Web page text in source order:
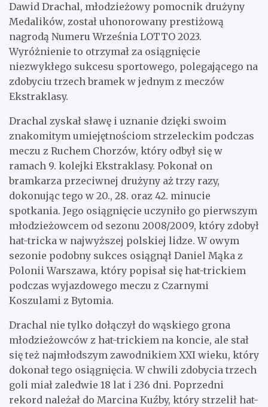
Dawid Drachal, młodzieżowy pomocnik drużyny
Medalików, został uhonorowany prestiżową
nagrodą Numeru Września LOTTO 2023.
Wyróżnienie to otrzymał za osiągnięcie
niezwykłego sukcesu sportowego, polegającego na
zdobyciu trzech bramek w jednym z meczów
Ekstraklasy.
Drachal zyskał sławę i uznanie dzięki swoim
znakomitym umiejętnościom strzeleckim podczas
meczu z Ruchem Chorzów, który odbył się w
ramach 9. kolejki Ekstraklasy. Pokonał on
bramkarza przeciwnej drużyny aż trzy razy,
dokonując tego w 20., 28. oraz 42. minucie
spotkania. Jego osiągnięcie uczyniło go pierwszym
młodzieżowcem od sezonu 2008/2009, który zdobył
hat-tricka w najwyższej polskiej lidze. W owym
sezonie podobny sukces osiągnął Daniel Mąka z
Polonii Warszawa, który popisał się hat-trickiem
podczas wyjazdowego meczu z Czarnymi
Koszulami z Bytomia.
Drachal nie tylko dołączył do wąskiego grona
młodzieżowców z hat-trickiem na koncie, ale stał
się też najmłodszym zawodnikiem XXI wieku, który
dokonał tego osiągnięcia. W chwili zdobycia trzech
goli miał zaledwie 18 lat i 236 dni. Poprzedni
rekord należał do Marcina Kuźby, który strzelił hat-